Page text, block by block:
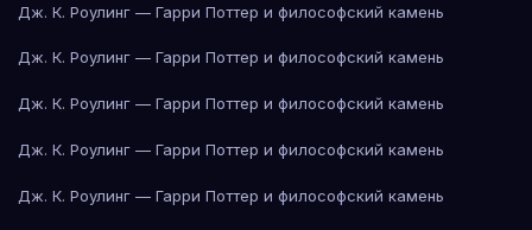
Дж. К. Роулинг — Гарри Поттер и философский камень
Дж. К. Роулинг — Гарри Поттер и философский камень
Дж. К. Роулинг — Гарри Поттер и философский камень
Дж. К. Роулинг — Гарри Поттер и философский камень
Дж. К. Роулинг — Гарри Поттер и философский камень